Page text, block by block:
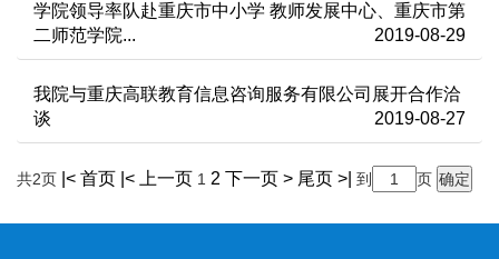
学院领导率队赴重庆市中小学 教师发展中心、重庆市第
二师范学院...
2019-08-29
我院与重庆高联教育信息咨询服务有限公司展开合作洽
谈
2019-08-27
共2页 |< 首页 |< 上一页 1 2 下一页 > 尾页 >| 到 页 确定